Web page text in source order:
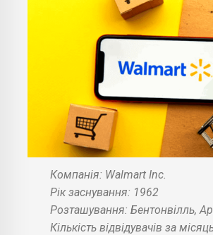
Компанія: Walmart Inc.
Рік заснування: 1962
Розташування: Бентонвілль,
Кількість відвідувачів за